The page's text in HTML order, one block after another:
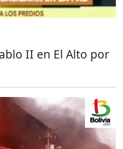
II en El Alto por